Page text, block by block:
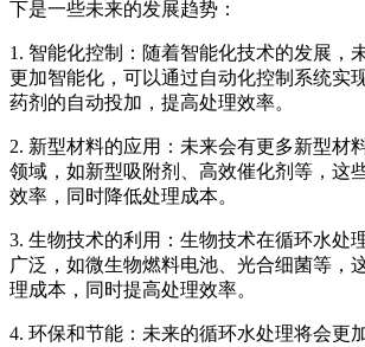
下是一些未来的发展趋势：
1. 智能化控制：随着智能化技术的发展，
更加智能化，可以通过自动化控制系统实
药剂的自动投加，提高处理效率。
2. 新型材料的应用：未来会有更多新型材
领域，如新型吸附剂、高效催化剂等，这
效率，同时降低处理成本。
3. 生物技术的利用：生物技术在循环水处
广泛，如微生物燃料电池、光合细菌等，
理成本，同时提高处理效率。
4. 环保和节能：未来的循环水处理将会更